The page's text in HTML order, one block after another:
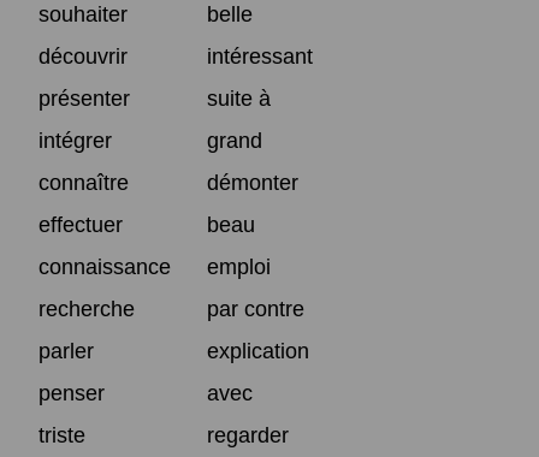
souhaiter
belle
découvrir
intéressant
présenter
suite à
intégrer
grand
connaître
démonter
effectuer
beau
connaissance
emploi
recherche
par contre
parler
explication
penser
avec
triste
regarder